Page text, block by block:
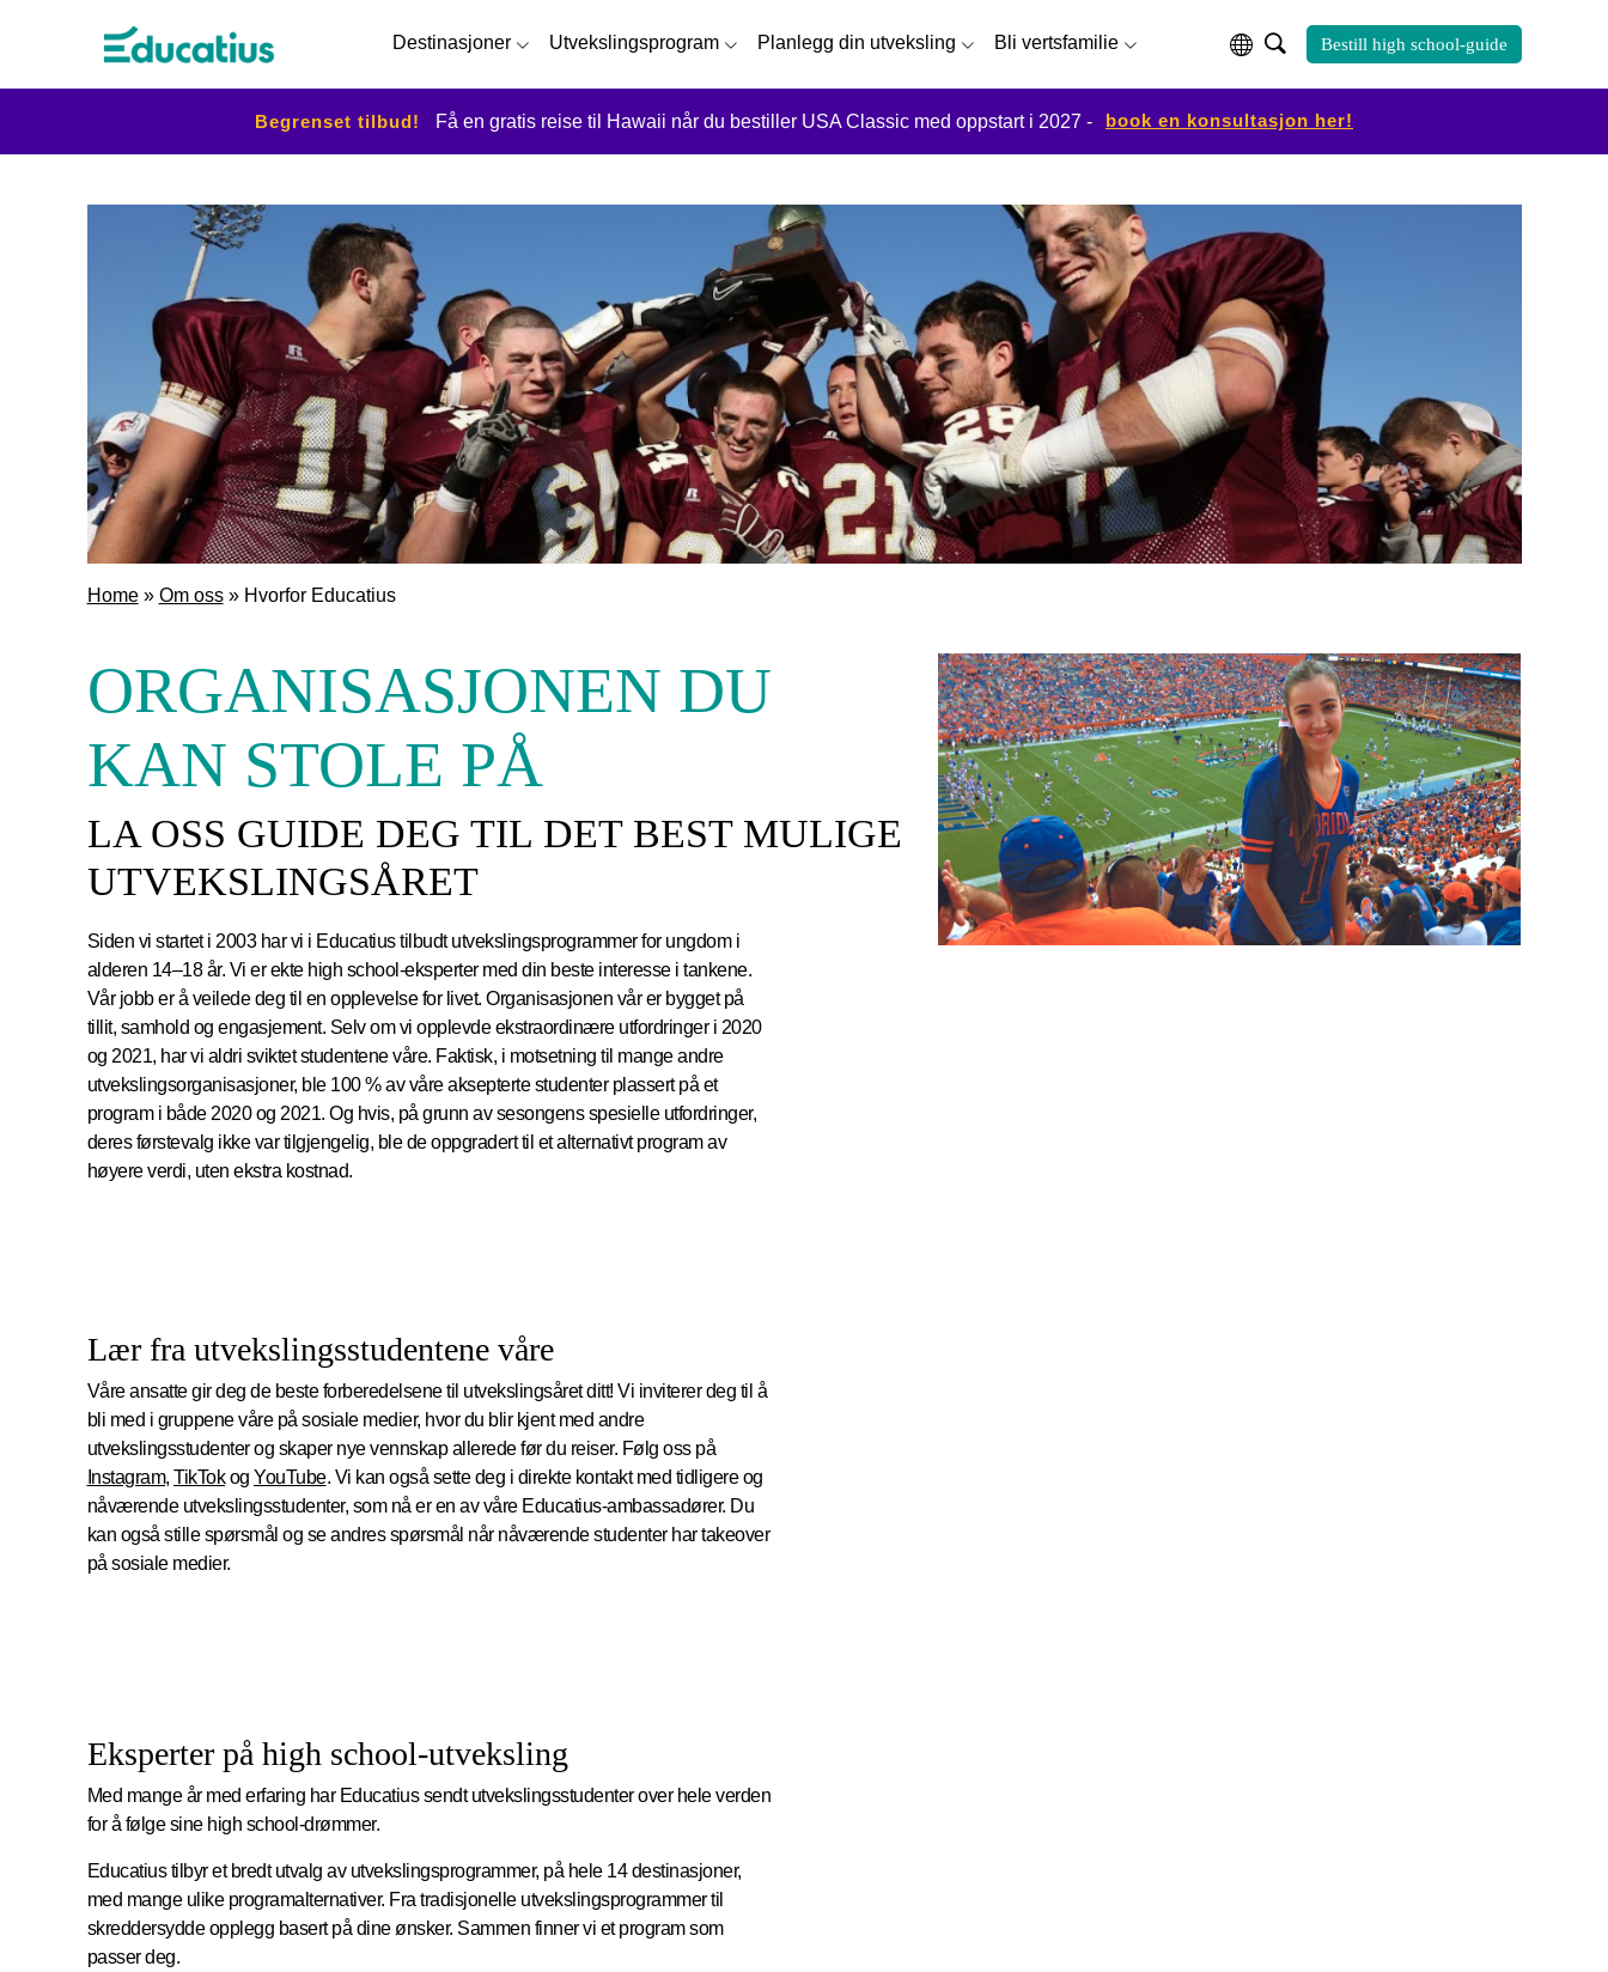
Destinasjoner Utvekslingsprogram Planlegg din utveksling Bli vertsfamilie Bestill high school-guide
Begrenset tilbud! Få en gratis reise til Hawaii når du bestiller USA Classic med oppstart i 2027 - book en konsultasjon her!
Home» Om oss» Hvorfor Educatius
ORGANISASJONEN DU
KAN STOLE PÅ
LA OSS GUIDE DEG TIL DET BEST MULIGE
UTVEKSLINGSÅRET
Siden vi startet i 2003 har vi i Educatius tilbudt utvekslingsprogrammer for ungdom i
alderen 14–18 år. Vi er ekte high school-eksperter med din beste interesse i tankene.
Vår jobb er å veilede deg til en opplevelse for livet. Organisasjonen vår er bygget på
tillit, samhold og engasjement. Selv om vi opplevde ekstraordinære utfordringer i 2020
og 2021, har vi aldri sviktet studentene våre. Faktisk, i motsetning til mange andre
utvekslingsorganisasjoner, ble 100 % av våre aksepterte studenter plassert på et
program i både 2020 og 2021. Og hvis, på grunn av sesongens spesielle utfordringer,
deres førstevalg ikke var tilgjengelig, ble de oppgradert til et alternativt program av
høyere verdi, uten ekstra kostnad.
Lær fra utvekslingsstudentene våre
Våre ansatte gir deg de beste forberedelsene til utvekslingsåret ditt! Vi inviterer deg til å
bli med i gruppene våre på sosiale medier, hvor du blir kjent med andre
utvekslingsstudenter og skaper nye vennskap allerede før du reiser. Følg oss på
Instagram, TikTokog YouTube. Vi kan også sette deg i direkte kontakt med tidligere og
nåværende utvekslingsstudenter, som nå er en av våre Educatius-ambassadører. Du
kan også stille spørsmål og se andres spørsmål når nåværende studenter har takeover
på sosiale medier.
Eksperter på high school-utveksling
Med mange år med erfaring har Educatius sendt utvekslingsstudenter over hele verden
for å følge sine high school-drømmer.
Educatius tilbyr et bredt utvalg av utvekslingsprogrammer, på hele 14 destinasjoner,
med mange ulike programalternativer. Fra tradisjonelle utvekslingsprogrammer til
skreddersydde opplegg basert på dine ønsker. Sammen finner vi et program som
passer deg.